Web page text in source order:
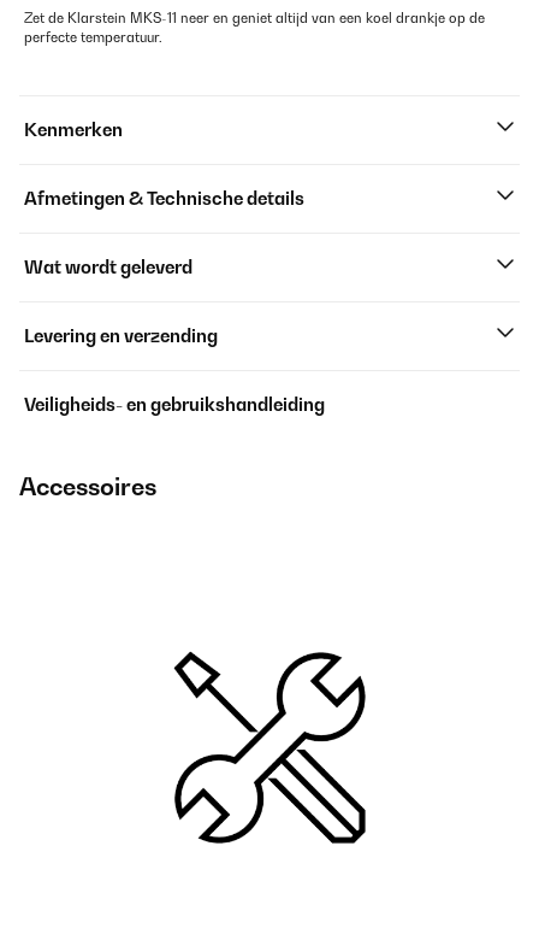
Zet de Klarstein MKS-11 neer en geniet altijd van een koel drankje op de
perfecte temperatuur.
Kenmerken
Afmetingen & Technische details
Wat wordt geleverd
Levering en verzending
Veiligheids- en gebruikshandleiding
Accessoires